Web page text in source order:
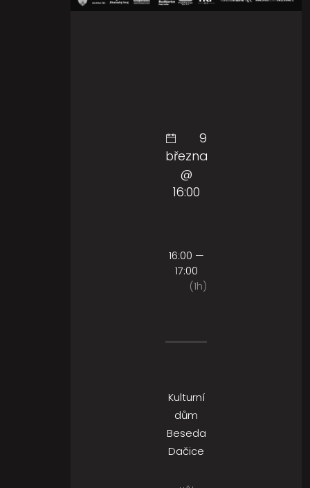
9
března
@
16:00
16:00 —
17:00
(1h)
Kulturní
dům
Beseda
Dačice